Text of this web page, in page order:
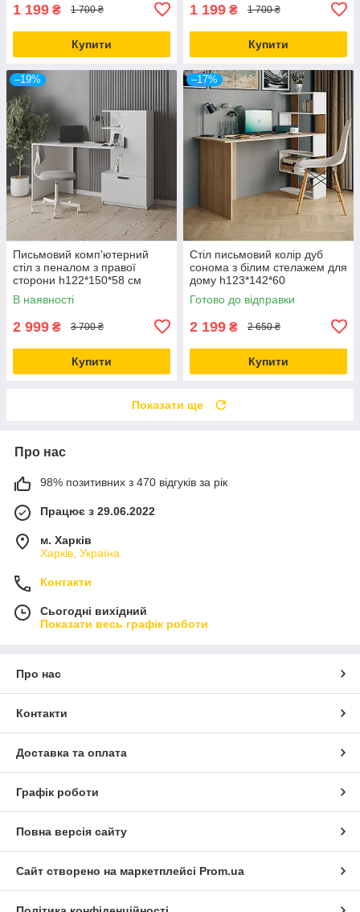
1 199 ₴ 1 700 ₴
Купити
1 199 ₴ 1 700 ₴
Купити
–19%
Письмовий комп'ютерний
стіл з пеналом з правої
сторони h122*150*58 см
В наявності
2 999 ₴ 3 700 ₴
Купити
–17%
Стіл письмовий колір дуб
сонома з білим стелажем для
дому h123*142*60
Готово до відправки
2 199 ₴ 2 650 ₴
Купити
Показати ще
Про нас
98% позитивних з 470 відгуків за рік
Працює з 29.06.2022
м. Харків
Харків, Україна
Контакти
Сьогодні вихідний
Показати весь графік роботи
Про нас
Контакти
Доставка та оплата
Графік роботи
Повна версія сайту
Сайт створено на маркетплейсі Prom.ua